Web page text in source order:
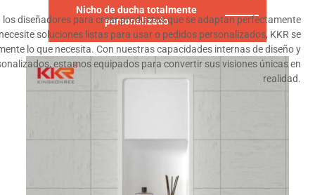
diseñadores para crear productos que se adaptan perfectamente
soluciones listas para usar o pedidos personalizados, KKR se
lo que necesita. Con nuestras capacidades internas de diseño y
estamos equipados para convertir sus visiones únicas en
realidad.
Nicho de ducha totalmente
personalizado